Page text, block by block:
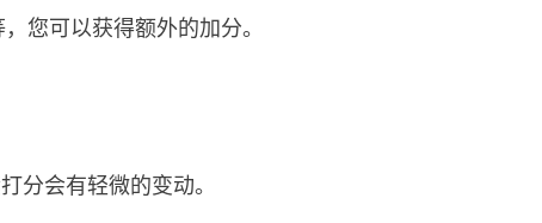
您可以获得额外的加分。
分会有轻微的变动。